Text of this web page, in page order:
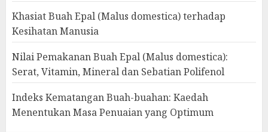
Khasiat Buah Epal (Malus domestica) terhadap
Kesihatan Manusia
Nilai Pemakanan Buah Epal (Malus domestica):
Serat, Vitamin, Mineral dan Sebatian Polifenol
Indeks Kematangan Buah-buahan: Kaedah
Menentukan Masa Penuaian yang Optimum